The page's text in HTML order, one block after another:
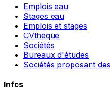
Emplois eau
Stages eau
Emplois et stages
CVthèque
Sociétés
Bureaux d'études
Sociétés proposant
Infos